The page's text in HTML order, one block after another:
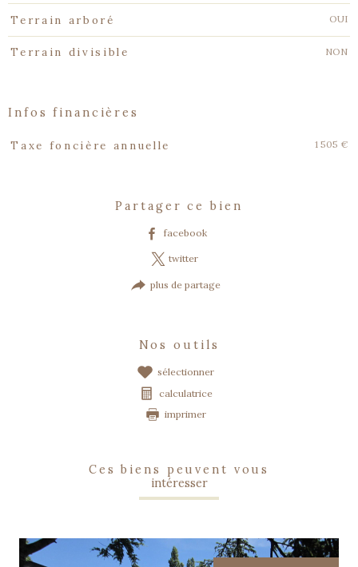
Terrain arboré OUI
Terrain divisible NON
infos financières
Caractéristiques Valeurs
Taxe foncière annuelle 1 505 €
partager ce bien
facebook
twitter
plus de partage
nos outils
sélectionner
calculatrice
imprimer
ces biens peuvent vous
intéresser